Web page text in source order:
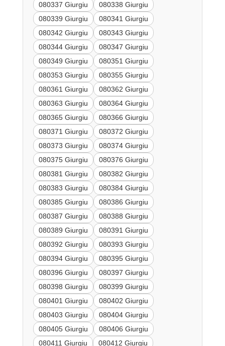
080337 Giurgiu
080338 Giurgiu
080339 Giurgiu
080341 Giurgiu
080342 Giurgiu
080343 Giurgiu
080344 Giurgiu
080347 Giurgiu
080349 Giurgiu
080351 Giurgiu
080353 Giurgiu
080355 Giurgiu
080361 Giurgiu
080362 Giurgiu
080363 Giurgiu
080364 Giurgiu
080365 Giurgiu
080366 Giurgiu
080371 Giurgiu
080372 Giurgiu
080373 Giurgiu
080374 Giurgiu
080375 Giurgiu
080376 Giurgiu
080381 Giurgiu
080382 Giurgiu
080383 Giurgiu
080384 Giurgiu
080385 Giurgiu
080386 Giurgiu
080387 Giurgiu
080388 Giurgiu
080389 Giurgiu
080391 Giurgiu
080392 Giurgiu
080393 Giurgiu
080394 Giurgiu
080395 Giurgiu
080396 Giurgiu
080397 Giurgiu
080398 Giurgiu
080399 Giurgiu
080401 Giurgiu
080402 Giurgiu
080403 Giurgiu
080404 Giurgiu
080405 Giurgiu
080406 Giurgiu
080411 Giurgiu
080412 Giurgiu